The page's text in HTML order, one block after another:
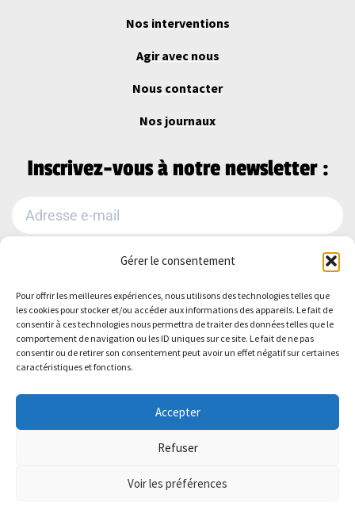
Gérer le consentement
Pour offrir les meilleures expériences, nous utilisons des technologies telles que
les cookies pour stocker et/ou accéder aux informations des appareils. Le fait de
consentir à ces technologies nous permettra de traiter des données telles que le
comportement de navigation ou les ID uniques sur ce site. Le fait de ne pas
consentir ou de retirer son consentement peut avoir un effet négatif sur certaines
caractéristiques et fonctions.
Accepter
Refuser
Voir les préférences
Nos interventions
Agir avec nous
Nous contacter
Nos journaux
Inscrivez-vous à notre newsletter :
Je m'abonne
Alternative:
Suivez-nous sur :
légales–Plan du site